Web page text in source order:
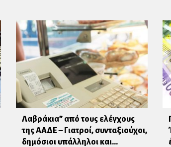
Λαβράκια” από τους ελέγχους
της ΑΑΔΕ – Γιατροί, συνταξιούχοι,
δημόσιοι υπάλληλοι και…